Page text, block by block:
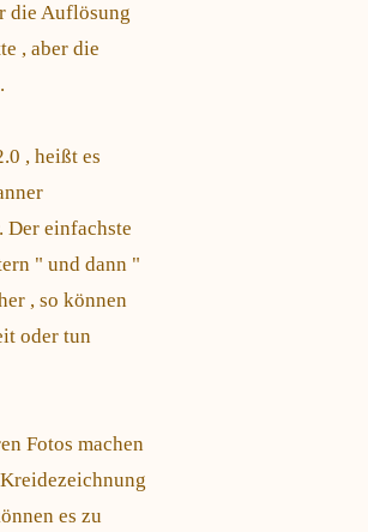
die Auflösung
, aber die
, heißt es
Der einfachste
" und dann "
, so können
oder tun
Fotos machen
es zu